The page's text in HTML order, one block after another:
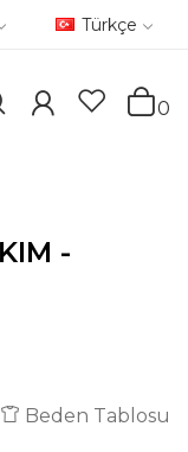
Türkçe
0
-
Beden Tablosu